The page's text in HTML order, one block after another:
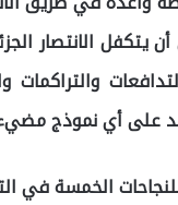
يتكفل الانتصار
والتراكمات
على أي نموذج
الخمسة في